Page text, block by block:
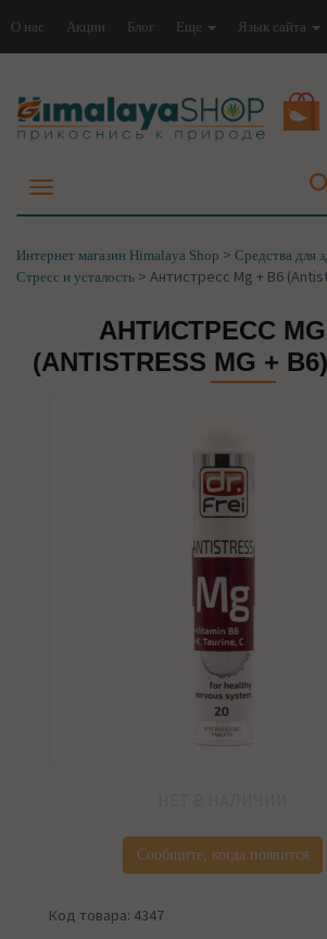
О нас Акции Блог Еще Язык сайта
Интернет магазин Himalaya Shop > Средства для
Стресс и усталость > Антистреcс Mg + B6
АНТИСТРЕCС MG
(ANTISTRESS MG +
Сообщите, когда появится
Код товара: 4347